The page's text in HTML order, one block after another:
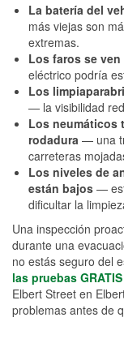
La batería del
más viejas son
extremas.
Los faros se
eléctrico podría
Los
— la visibilidad
Los neumáticos
rodadura — una
carreteras
Los niveles de
están bajos —
dificultar la
Una inspección
durante una
no estás seguro del
las pruebas
Elbert Street en
problemas antes de